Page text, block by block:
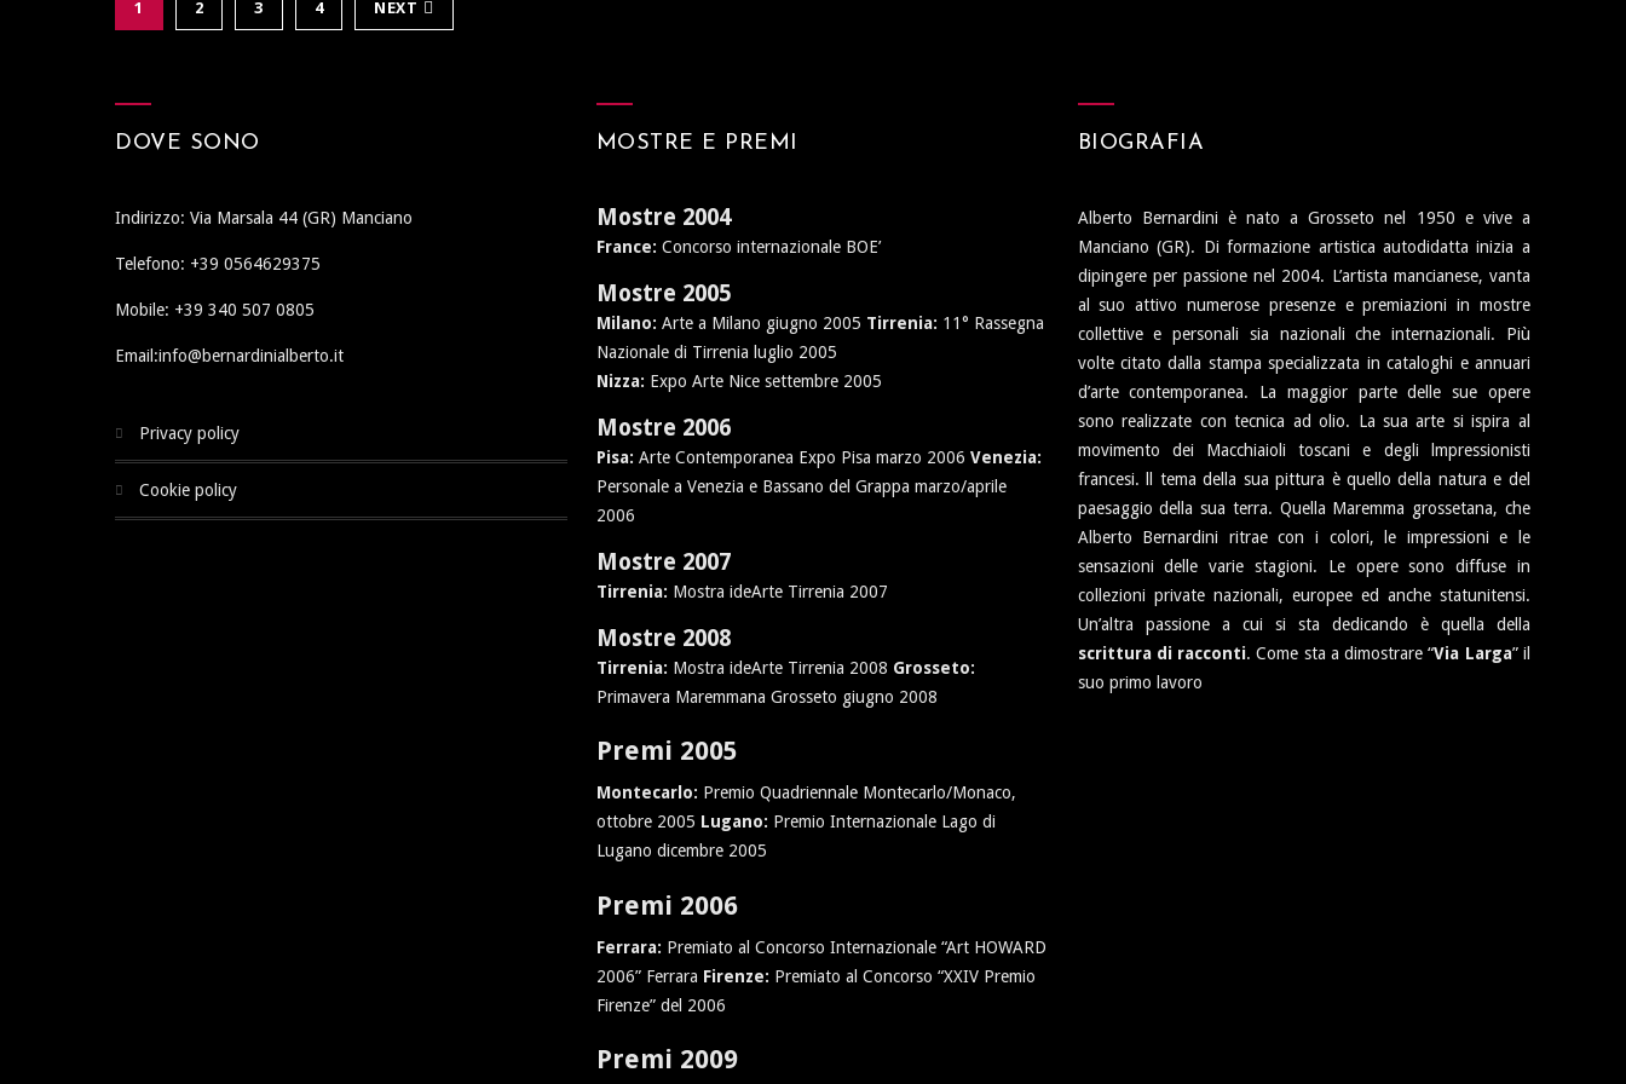
1 2 3 4 NEXT
DOVE SONO
Indirizzo: Via Marsala 44 (GR) Manciano
Telefono: +39 0564629375
Mobile: +39 340 507 0805
Email:info@bernardinialberto.it
privacy policy
cookie policy
MOSTRE E PREMI
Mostre 2004
France: Concorso internazionale BOE’
Mostre 2005
Milano: Arte a Milano giugno 2005 Tirrenia: 11° Rassegna
Nazionale di Tirrenia luglio 2005
Nizza: Expo Arte Nice settembre 2005
Mostre 2006
Pisa: Arte Contemporanea Expo Pisa marzo 2006 Venezia:
Personale a Venezia e Bassano del Grappa marzo/aprile
2006
Mostre 2007
Tirrenia: Mostra ideArte Tirrenia 2007
Mostre 2008
Tirrenia: Mostra ideArte Tirrenia 2008 Grosseto:
Primavera Maremmana Grosseto giugno 2008
Premi 2005
Montecarlo: Premio Quadriennale Montecarlo/Monaco,
ottobre 2005 Lugano: Premio Internazionale Lago di
Lugano dicembre 2005
Premi 2006
Ferrara: Premiato al Concorso Internazionale “Art HOWARD
2006” Ferrara Firenze: Premiato al Concorso “XXIV Premio
Firenze” del 2006
Premi 2009
BIOGRAFIA
Alberto Bernardini è nato a Grosseto nel 1950 e vive a
Manciano (GR). Di formazione artistica autodidatta inizia a
dipingere per passione nel 2004. L’artista mancianese, vanta
al suo attivo numerose presenze e premiazioni in mostre
collettive e personali sia nazionali che internazionali. Più
volte citato dalla stampa specializzata in cataloghi e annuari
d’arte contemporanea. La maggior parte delle sue opere
sono realizzate con tecnica ad olio. La sua arte si ispira al
movimento dei Macchiaioli toscani e degli lmpressionisti
francesi. ll tema della sua pittura è quello della natura e del
paesaggio della sua terra. Quella Maremma grossetana, che
Alberto Bernardini ritrae con i colori, le impressioni e le
sensazioni delle varie stagioni. Le opere sono diffuse in
collezioni private nazionali, europee ed anche statunitensi.
Un’altra passione a cui si sta dedicando è quella della
scrittura di racconti. Come sta a dimostrare “Via Larga” il
suo primo lavoro